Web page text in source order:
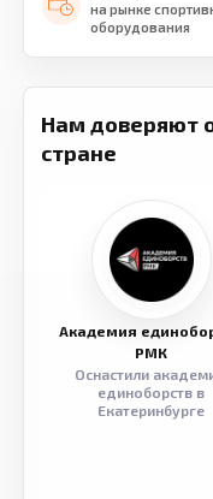
на рынке
оборудования
Нам доверяют
стране
Академия
РМК
Оснастили
единоборств в
Екатеринбурге